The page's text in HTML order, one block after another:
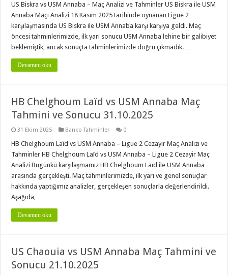
US Biskra vs USM Annaba – Maç Analizi ve Tahminler US Biskra ile USM
Annaba Maçı Analizi 18 Kasım 2025 tarihinde oynanan Ligue 2
karşılaşmasında US Biskra ile USM Annaba karşı karşıya geldi. Maç
öncesi tahminlerimizde, ilk yarı sonucu USM Annaba lehine bir galibiyet
beklemiştik, ancak sonuçta tahminlerimizde doğru çıkmadık. …
Devamını oku
HB Chelghoum Laïd vs USM Annaba Maç
Tahmini ve Sonucu 31.10.2025
31 Ekim 2025 Banko Tahminler 0
HB Chelghoum Laïd vs USM Annaba – Ligue 2 Cezayir Maç Analizi ve
Tahminler HB Chelghoum Laïd vs USM Annaba – Ligue 2 Cezayir Maç
Analizi Bugünkü karşılaşmamız HB Chelghoum Laïd ile USM Annaba
arasında gerçekleşti. Maç tahminlerimizde, ilk yarı ve genel sonuçlar
hakkında yaptığımız analizler, gerçekleşen sonuçlarla değerlendirildi.
Aşağıda, …
Devamını oku
US Chaouia vs USM Annaba Maç Tahmini ve
Sonucu 21.10.2025